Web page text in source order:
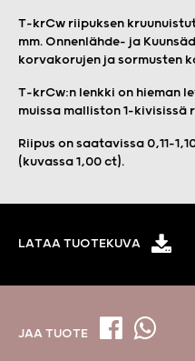
T-krCw riipuksen
mm. Onnenlähde- ja
korvakorujen ja sormusten
T-krCw:n lenkki on hieman
muissa malliston 1-kivisissä
Riipus on saatavissa
(kuvassa 1,00 ct).
LATAA TUOTEKUVA
JAA TUOTE